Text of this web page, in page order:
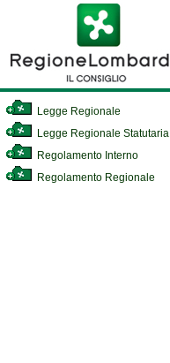
Legge Regionale
Legge Regionale Statutaria
Regolamento Interno
Regolamento Regionale